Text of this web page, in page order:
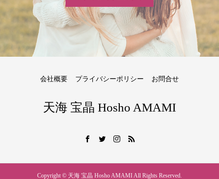
会社概要 プライバシーポリシー お問合せ
天海 宝晶 Hosho AMAMI
Copyright © 天海 宝晶 Hosho AMAMI All Rights Reserved.